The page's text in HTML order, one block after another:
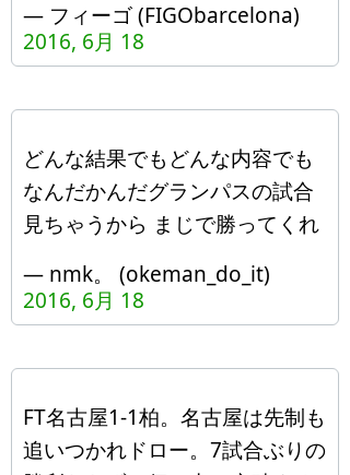
— フィーゴ (FIGObarcelona)
2016, 6月 18
どんな結果でもどんな内容でも
なんだかんだグランパスの試合
見ちゃうから まじで勝ってくれ
— nmk。 (okeman_do_it)
2016, 6月 18
FT名古屋1-1柏。名古屋は先制も
追いつかれドロー。7試合ぶりの